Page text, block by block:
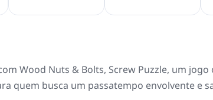
Wood Nuts & Bolts, Screw Puzzle, um
quem busca um passatempo envolvente e